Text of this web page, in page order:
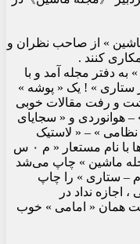
ماشین » از صاحب نظران و
کنند .
دفتر مجله آمد و با
ستاری » ! یک « پوشه »
و رفت مقالات خوبی
هوانوردی و « سجایای
نظامی » – « لاستیک
هواپیما و نحوه استفاده از آن » این نوشته‌ها با نام مستعار « م ۰ س
ماشین » چاپ می‌شد
م – ستاری » را چاپ
اجازه نداد در
همان « امامی » خوب